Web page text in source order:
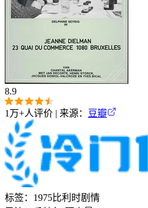
8.9
1万+人评价 | 来源： 豆瓣
标签： 1975比利时剧情